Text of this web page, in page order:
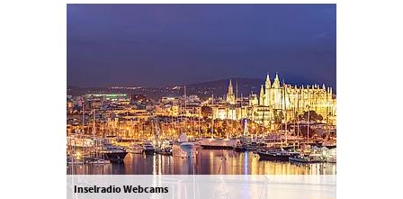
Inselradio Webcams